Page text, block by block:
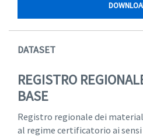
DATASET
REGISTRO
BASE
Registro regionale dei
al regime certificatorio ai sensi